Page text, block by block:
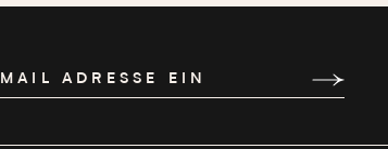
ADRESSE EIN